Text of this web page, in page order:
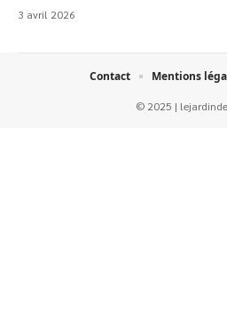
3 avril 2026
© 2025 |
Contact Mentions